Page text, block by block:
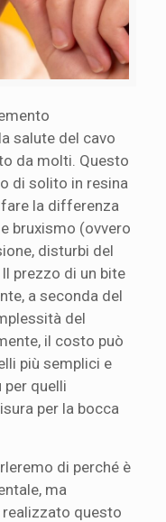
salute del cavo
da molti. Questo
di solito in resina
la differenza
bruxismo (ovvero
disturbi del
prezzo di un bite
a seconda del
del
il costo può
più semplici e
per quelli
per la bocca
di perché è
ma
questo